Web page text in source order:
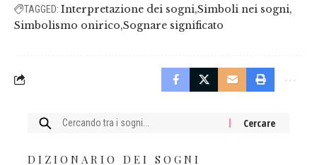
TAGGED: Interpretazione dei sogni Simboli nei sogni
Simbolismo onirico Sognare significato
Cercare:
DIZIONARIO DEI SOGNI